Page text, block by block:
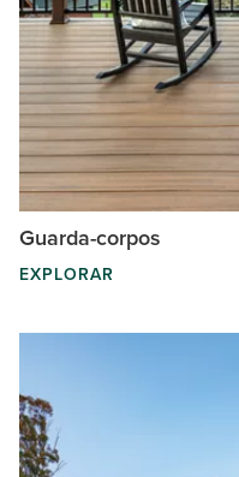
Guarda-corpos
EXPLORAR